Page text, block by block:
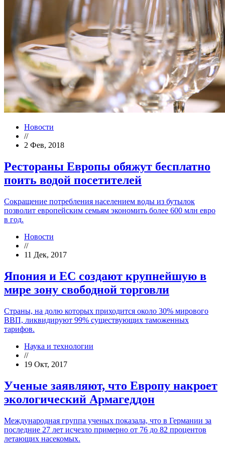
Новости
//
2 Фев, 2018
Рестораны Европы обяжут бесплатно
поить водой посетителей
Сокращение потребления населением воды из бутылок
позволит европейским семьям экономить более 600 млн евро
в год.
Новости
//
11 Дек, 2017
Япония и ЕС создают крупнейшую в
мире зону свободной торговли
Страны, на долю которых приходится около 30% мирового
ВВП, ликвидируют 99% существующих таможенных
тарифов.
Наука и технологии
//
19 Окт, 2017
Ученые заявляют, что Европу накроет
экологический Армагеддон
Международная группа ученых показала, что в Германии за
последние 27 лет исчезло примерно от 76 до 82 процентов
летающих насекомых.